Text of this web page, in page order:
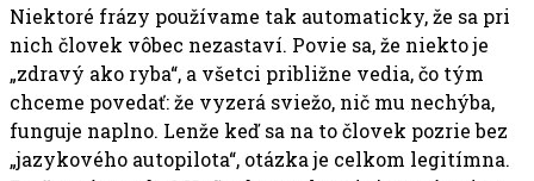
Niektoré frázy používame tak automaticky, že sa pri
nich človek vôbec nezastaví. Povie sa, že niekto je
„zdravý ako ryba“, a všetci približne vedia, čo tým
chceme povedať: že vyzerá sviežo, nič mu nechýba,
funguje naplno. Lenže keď sa na to človek pozrie bez
„jazykového autopilota“, otázka je celkom legitímna.